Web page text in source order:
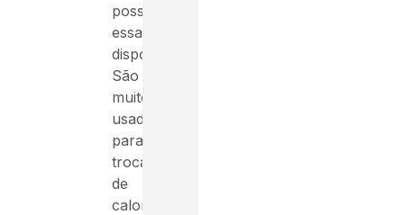
possuem
essa
disposição.
São
muito
usados
para
trocadores
de
calor.